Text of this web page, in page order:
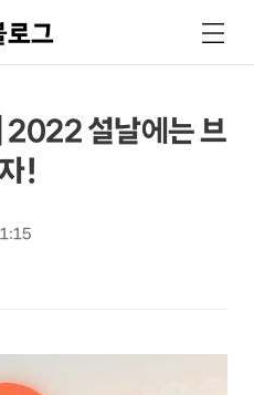
로그
색
메
뉴
2022 설날에는 브
!